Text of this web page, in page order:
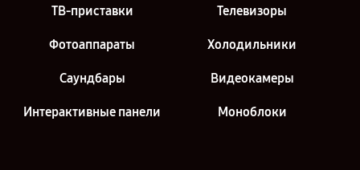
ТВ-приставки Телевизоры
Фотоаппараты Холодильники
Саундбары Видеокамеры
Интерактивные панели Моноблоки